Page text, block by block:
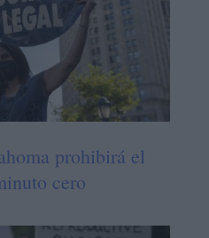
prohibirá el
cero